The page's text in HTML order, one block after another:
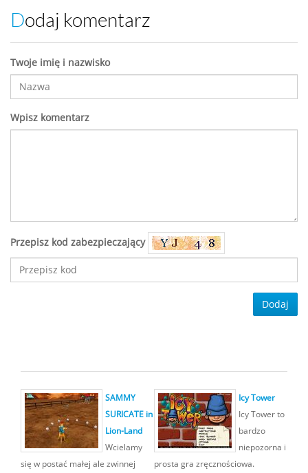
Dodaj komentarz
Twoje imię i nazwisko
Wpisz komentarz
Przepisz kod zabezpieczający
Dodaj
SAMMY
SURICATE in
Lion-Land
Wcielamy
się w postać małej ale zwinnej
Icy Tower
Icy Tower to
bardzo
niepozorna i
prosta gra zręcznościowa.